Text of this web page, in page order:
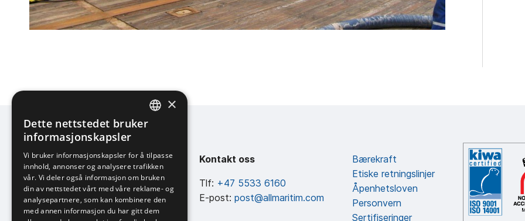
AllMaritim AS
Hillerenveien 82, 5174 Mathopen
Org.nr: 846 870 792
Kontakt oss
Tlf: +47 5533 6160
E-post: post@allmaritim.com
Bærekraft
Etiske retningslinjer
Åpenhetsloven
Personvern
Sertifiseringer
NORWEGIAN
ENGLISH
×
Dette nettstedet bruker
informasjonskapsler
Vi bruker informasjonskapsler for å tilpasse
innhold, annonser og analysere trafikken
vår. Vi deler også informasjon om bruken
din av nettstedet vårt med våre reklame- og
analysepartnere, som kan kombinere den
med annen informasjon du har gitt dem